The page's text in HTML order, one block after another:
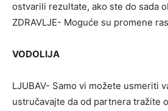
ostvarili rezultate, ako ste do sada
ZDRAVLJE- Moguće su promene
VODOLIJA
LJUBAV- Samo vi možete usmeriti
ustručavajte da od partnera tražite